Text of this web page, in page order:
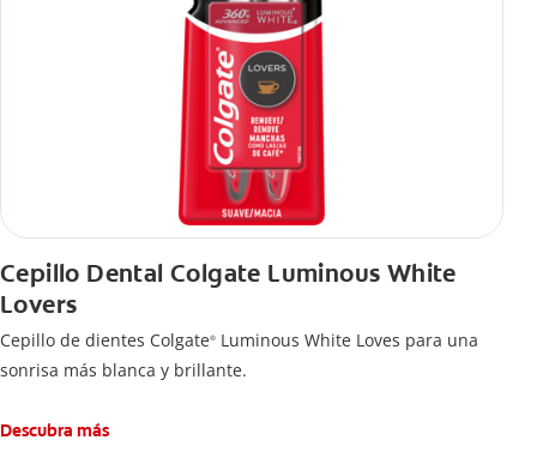
Cepillo Dental Colgate Luminous White
Lovers
Cepillo de dientes Colgate® Luminous White Loves para una
sonrisa más blanca y brillante.
Descubra más